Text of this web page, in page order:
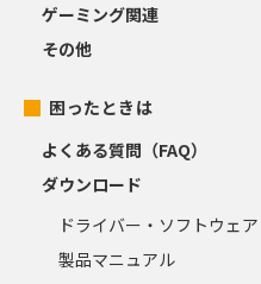
ゲーミング関連
その他
困ったときは
よくある質問（FAQ）
ダウンロード
ドライバー・ソフトウェア
製品マニュアル